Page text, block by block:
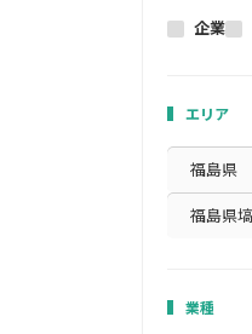
企業
エリア
業種